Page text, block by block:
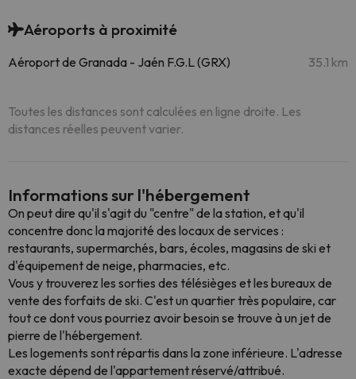
Aéroports à proximité
Aéroport de Granada - Jaén F.G.L (GRX) 35.1 km
Toutes les distances sont calculées en ligne droite. Les
distances réelles peuvent varier.
Informations sur l'hébergement
On peut dire qu'il s'agit du "centre" de la station, et qu'il
concentre donc la majorité des locaux de services :
restaurants, supermarchés, bars, écoles, magasins de ski et
d'équipement de neige, pharmacies, etc.
Vous y trouverez les sorties des télésièges et les bureaux de
vente des forfaits de ski. C'est un quartier très populaire, car
tout ce dont vous pourriez avoir besoin se trouve à un jet de
pierre de l'hébergement.
Les logements sont répartis dans la zone inférieure. L'adresse
exacte dépend de l'appartement réservé/attribué.